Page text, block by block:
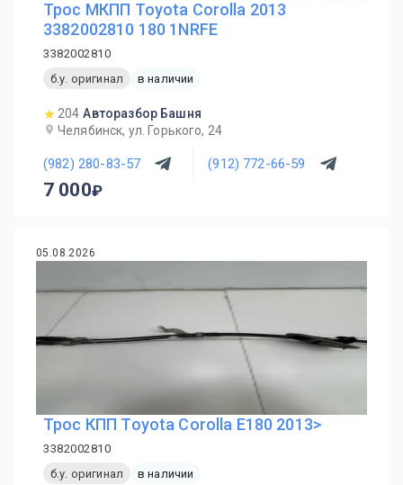
Трос МКПП Toyota Corolla 2013
3382002810 180 1NRFE
3382002810
б.у. оригинал
в наличии
204 Авторазбор Башня
Челябинск, ул. Горького, 24
(982) 280-83-57 (912) 772-66-59
7 000
05.08.2026
Трос КПП Toyota Corolla E180 2013>
3382002810
б.у. оригинал
в наличии